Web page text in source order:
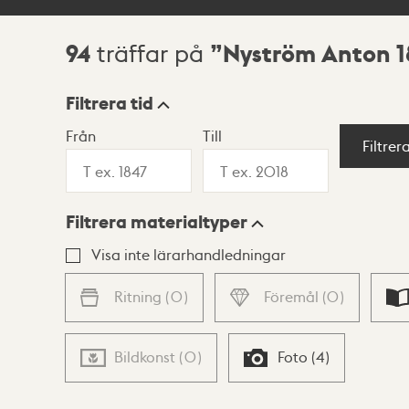
Sökresultat
94 träffar på Nyström Anton
Visningsläge
Lista Karta
Filtrera tid
Från Till
Filtrera materialtyper
Visa inte lärarhandledningar
Ritning (0) Föremål (0)
Bildkonst (0) Foto (4)